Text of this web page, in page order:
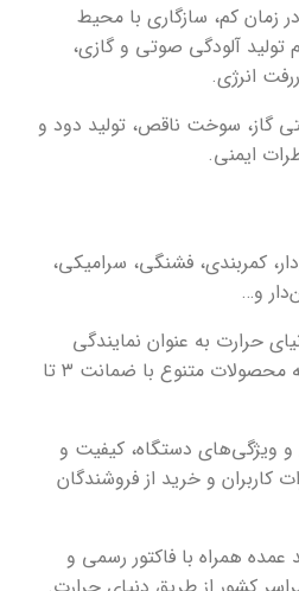
زمان کم، سازگاری با محیط
آلودگی صوتی و گازی،
انرژی.
گاز، سوخت ناقص، تولید دود و
ایمنی.
کمربندی، فشنگی، سرامیکی،
و…
حرارت به عنوان نمایندگی
فروش، ارائه محصولات متنوع با ضمانت ۳ تا
ویژگی‌های دستگاه، کیفیت و
کاربران و خرید از فروشندگان
عمده همراه با فاکتور رسمی و